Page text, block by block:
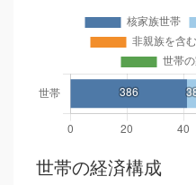
世帯の経済構成